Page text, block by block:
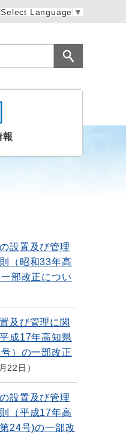
Select Language ▼
報
設置及び管理
（昭和33年高
部改正につい
及び管理に関
成17年高知県
）の一部改正
22日
設置及び管理
（平成17年高
24号)の一部改